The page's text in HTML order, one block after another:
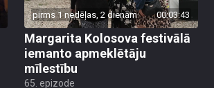
pirms 1 nedēļas, 2 dienām 00:03:43
Margarita Kolosova festivālā
iemanto apmeklētāju
mīlestību
65. epizode